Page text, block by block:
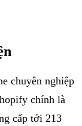
chuyên nghiệp
chính là
cấp tới 213